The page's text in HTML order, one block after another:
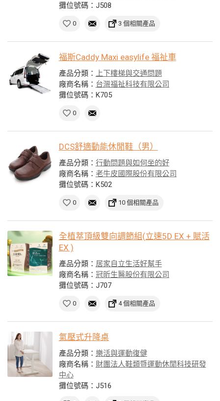
攤位號碼：J508
0 3 個相關產品
福斯Caddy Maxi easylife 福祉車
產品分類：
上下樓梯與交通問題
廠商名稱： 台灣福祉科技有限公司
攤位號碼：K705
0
DCS舒適動能休閒鞋（男）
產品分類： 行動問題與如何坐的好
廠商名稱： 老牛皮國際股份有限公司
攤位號碼：K502
0 10 個相關產品
全植萃頂級雙向調節組(立速5D EX + 賦活
EX )
產品分類： 居家自立生活好幫手
廠商名稱： 冠昕生醫股份有限公司
攤位號碼：J707
0 4 個相關產品
氣壓式升降桌
產品分類： 樂活與運動復健
廠商名稱： 財團法人鞋類暨運動休閒科技研發
中心
攤位號碼：J516